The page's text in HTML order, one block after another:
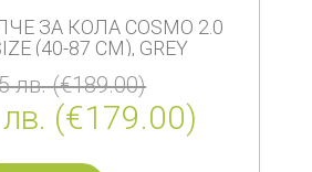
ЗА КОЛА COSMO 2.0
(40-87 СМ), GREY
лв. (€189.00)
(€179.00)